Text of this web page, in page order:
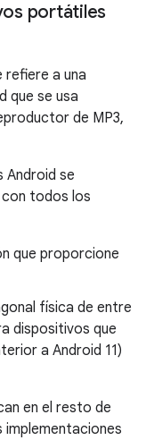
portátiles
refiere a una
que se usa
de MP3,
Android se
todos los
que proporcione
física de entre
dispositivos que
a Android 11)
en el resto de